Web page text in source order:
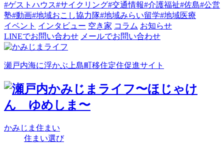
#ゲストハウス#サイクリング#交通情報#介護福祉#佐島#公営
塾#動画#地域おこし協力隊#地域みらい留学#地域医療
イベント インタビュー 空き家 コラム お知らせ
LINEでお問い合わせ メールでお問い合わせ
瀬戸内海に浮かぶ上島町移住定住促進サイト
かみじま住まい
住まい選び